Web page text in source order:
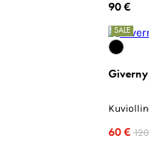
90 €
SALE
60 €